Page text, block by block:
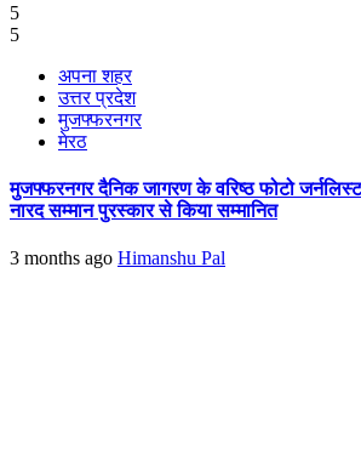
5
5
अपना शहर
उत्तर प्रदेश
मुजफ्फरनगर
मेरठ
मुजफ्फरनगर दैनिक जागरण के वरिष्ठ फोटो
नारद सम्मान पुरस्कार से किया सम्मानित
3 months ago Himanshu Pal